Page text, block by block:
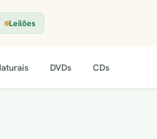
Leilões
DVDs CDs